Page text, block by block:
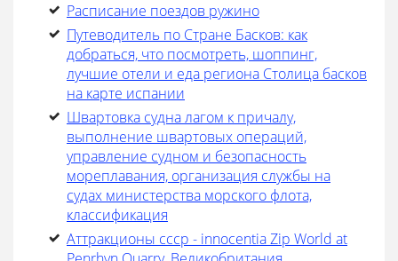
Расписание поездов ружино
Путеводитель по Стране Басков: как
добраться, что посмотреть, шоппинг,
лучшие отели и еда региона Столица басков
на карте испании
Швартовка судна лагом к причалу,
выполнение швартовых операций,
управление судном и безопасность
мореплавания, организация службы на
судах министерства морского флота,
классификация
Аттракционы ссср - innocentia Zip World at